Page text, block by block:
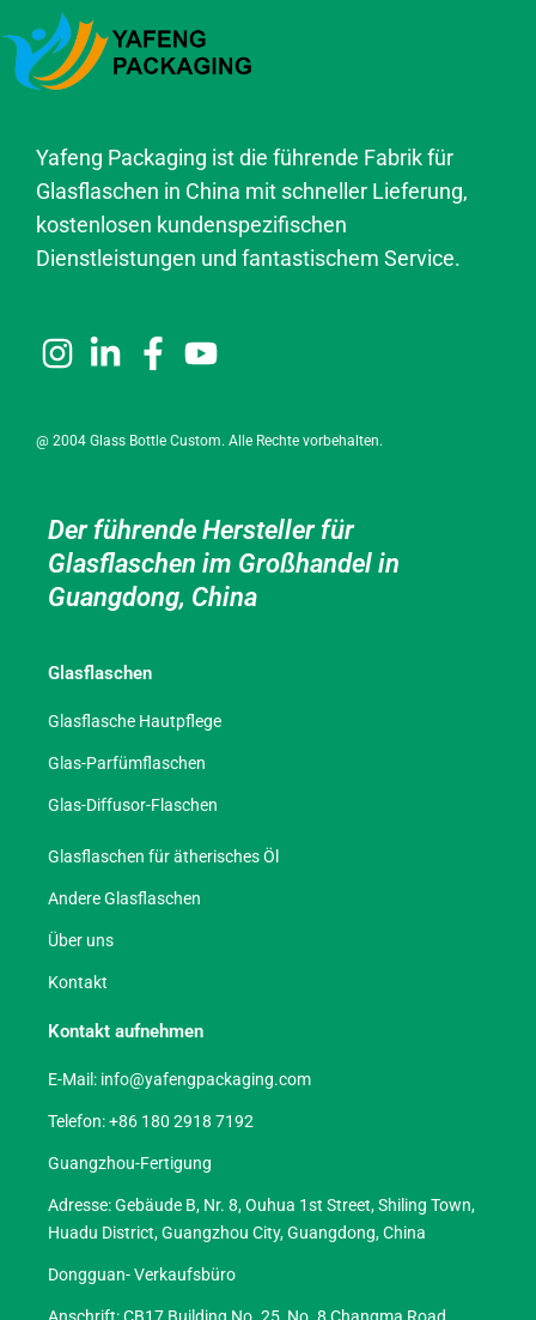
Yafeng Packaging ist die führende Fabrik für
Glasflaschen in China mit schneller Lieferung,
kostenlosen kundenspezifischen
Dienstleistungen und fantastischem Service.
@ 2004 Glass Bottle Custom. Alle Rechte vorbehalten.
Der führende Hersteller für
Glasflaschen im Großhandel in
Guangdong, China
Glasflaschen
Glasflasche Hautpflege
Glas-Parfümflaschen
Glas-Diffusor-Flaschen
Glasflaschen für ätherisches Öl
Andere Glasflaschen
Über uns
Kontakt
Kontakt aufnehmen
E-Mail: info@yafengpackaging.com
Telefon: +86 180 2918 7192
Guangzhou-Fertigung
Adresse: Gebäude B, Nr. 8, Ouhua 1st Street, Shiling Town,
Huadu District, Guangzhou City, Guangdong, China
Dongguan- Verkaufsbüro